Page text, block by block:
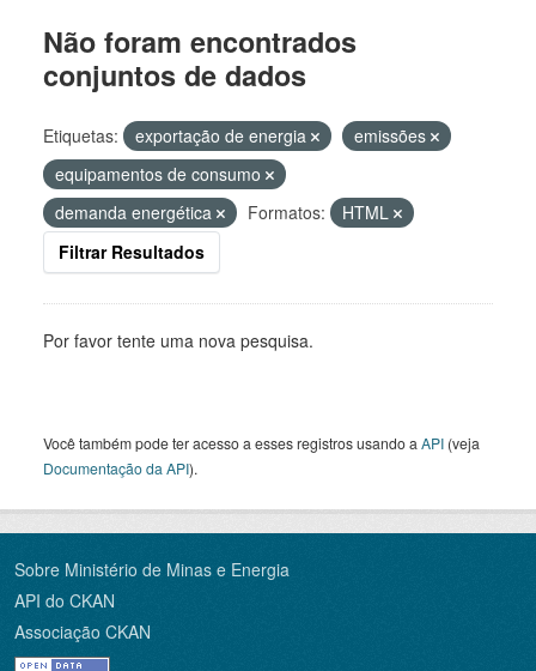
Não foram encontrados
conjuntos de dados
Etiquetas: exportação de energia
emissões
equipamentos de consumo
demanda energética
Formatos:
HTML
Filtrar Resultados
Por favor tente uma nova pesquisa.
Você também pode ter acesso a esses registros usando a API (veja
Documentação da API).
Sobre Ministério de Minas e Energia
API do CKAN
Associação CKAN